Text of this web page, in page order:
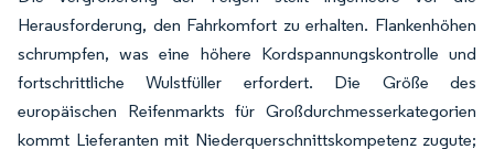
Herausforderung, den Fahrkomfort zu erhalten. Flankenhöhen
schrumpfen, was eine höhere Kordspannungskontrolle und
fortschrittliche Wulstfüller erfordert. Die Größe des
europäischen Reifenmarkts für Großdurchmesserkategorien
kommt Lieferanten mit Niederquerschnittskompetenz zugute;